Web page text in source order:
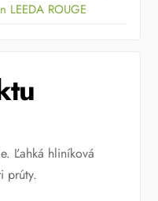
LEEDA ROUGE
Ľahká hliníková
prúty.